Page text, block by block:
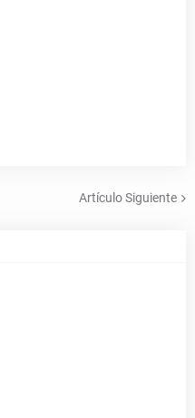
Artículo Siguiente